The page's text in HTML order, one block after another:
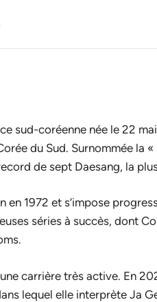
sud-coréenne née le 22
du Sud. Surnommée la
de sept Daesang, la
en 1972 et s’impose
séries à succès, dont
.
carrière très active. En
lequel elle interprète Ja